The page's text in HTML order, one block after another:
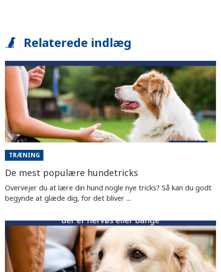
Relaterede indlæg
TRÆNING
De mest populære hundetricks
Overvejer du at lære din hund nogle nye tricks? Så kan du godt
begynde at glæde dig, for det bliver ...